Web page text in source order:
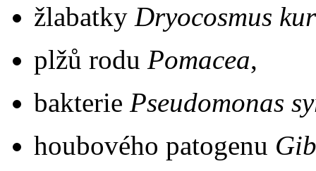
žlabatky Dryocosmus
plžů rodu Pomacea,
bakterie Pseudomonas
houbového patogenu